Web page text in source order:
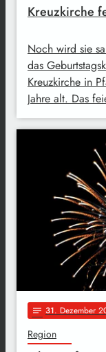
Kreuzkirche
Noch wird sie
das
Kreuzkirche in
Jahre alt. Das
notes 31. Dezember
Region